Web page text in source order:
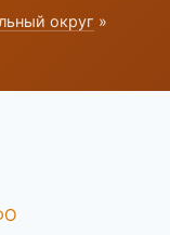
округ »